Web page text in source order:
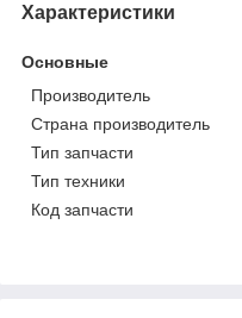
Характеристики
Основные
Производитель
Страна производитель
Тип запчасти
Тип техники
Код запчасти